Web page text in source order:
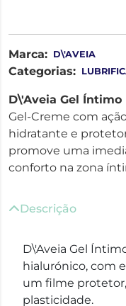
Marca: D\'AVEIA
Categorias:
D\'Aveia Gel
Gel-Creme com
hidratante e
promove uma
conforto na zona
Descrição
D\'Aveia Gel
hialurónico, com
um filme
plasticidade.